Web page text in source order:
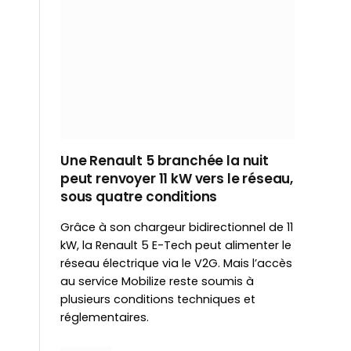
Une Renault 5 branchée la nuit
peut renvoyer 11 kW vers le réseau,
sous quatre conditions
Grâce à son chargeur bidirectionnel de 11
kW, la Renault 5 E-Tech peut alimenter le
réseau électrique via le V2G. Mais l’accès
au service Mobilize reste soumis à
plusieurs conditions techniques et
réglementaires.